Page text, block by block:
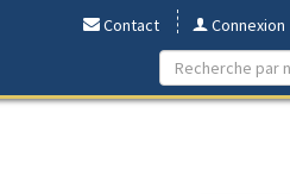
Contact Connexion